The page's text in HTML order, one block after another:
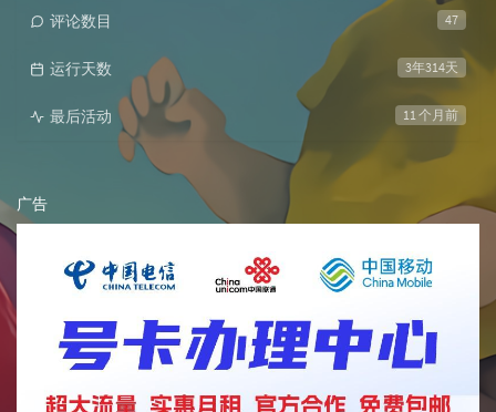
47
评论数目
3年314天
运行天数
11 个月前
最后活动
广告